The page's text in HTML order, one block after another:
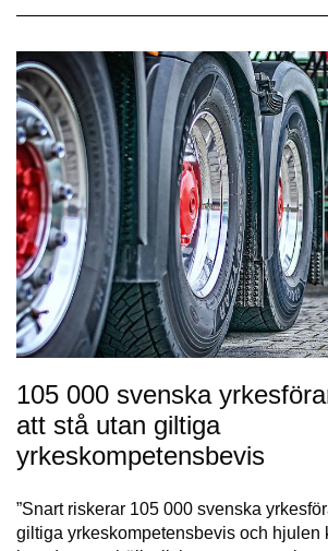
105 000 svenska
att stå utan giltiga
yrkeskompetensbevis
”Snart riskerar 105 000 svenska
giltiga yrkeskompetensbevis och hjulen